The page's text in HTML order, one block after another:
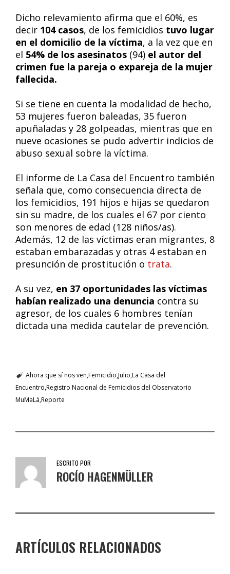
Dicho relevamiento afirma que el 60%, es
decir 104 casos, de los femicidios tuvo lugar
en el domicilio de la víctima, a la vez que en
el 54% de los asesinatos (94) el autor del
crimen fue la pareja o expareja de la mujer
fallecida.
Si se tiene en cuenta la modalidad de hecho,
53 mujeres fueron baleadas, 35 fueron
apuñaladas y 28 golpeadas, mientras que en
nueve ocasiones se pudo advertir indicios de
abuso sexual sobre la víctima.
El informe de La Casa del Encuentro también
señala que, como consecuencia directa de
los femicidios, 191 hijos e hijas se quedaron
sin su madre, de los cuales el 67 por ciento
son menores de edad (128 niños/as).
Además, 12 de las víctimas eran migrantes, 8
estaban embarazadas y otras 4 estaban en
presunción de prostitución o trata.
A su vez, en 37 oportunidades las víctimas
habían realizado una denuncia contra su
agresor, de los cuales 6 hombres tenían
dictada una medida cautelar de prevención.
Ahora que sí nos ven Femicidio Julio La Casa del
Encuentro Registro Nacional de Femicidios del Observatorio
MuMaLá Reporte
ESCRITO POR
ROCÍO HAGENMÜLLER
ARTÍCULOS RELACIONADOS